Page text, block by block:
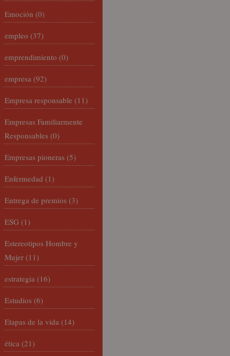
Emoción (0)
empleo (37)
emprendimiento (0)
empresa (92)
Empresa responsable (11)
Empresas Familiarmente
Responsables (0)
Empresas pioneras (5)
Enfermedad (1)
Entrega de premios (3)
ESG (1)
Estereotipos Hombre y
Mujer (11)
estrategia (16)
Estudios (6)
Etapas de la vida (14)
ética (21)